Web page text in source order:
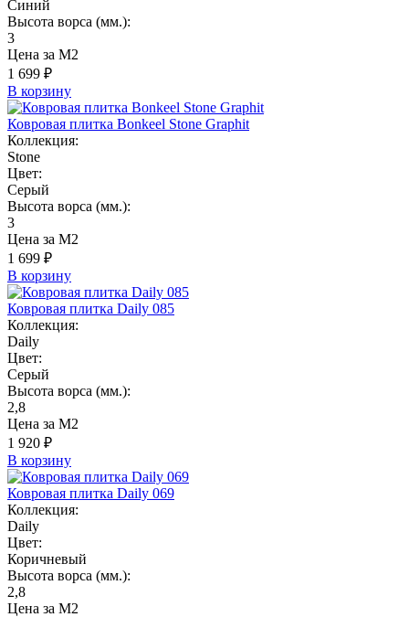
Синий
Высота ворса (мм.):
3
Цена за М2
1 699 ₽
В корзину
Ковровая плитка Bonkeel Stone Graphit
Коллекция:
Stone
Цвет:
Серый
Высота ворса (мм.):
3
Цена за М2
1 699 ₽
В корзину
Ковровая плитка Daily 085
Коллекция:
Daily
Цвет:
Серый
Высота ворса (мм.):
2,8
Цена за М2
1 920 ₽
В корзину
Ковровая плитка Daily 069
Коллекция:
Daily
Цвет:
Коричневый
Высота ворса (мм.):
2,8
Цена за М2